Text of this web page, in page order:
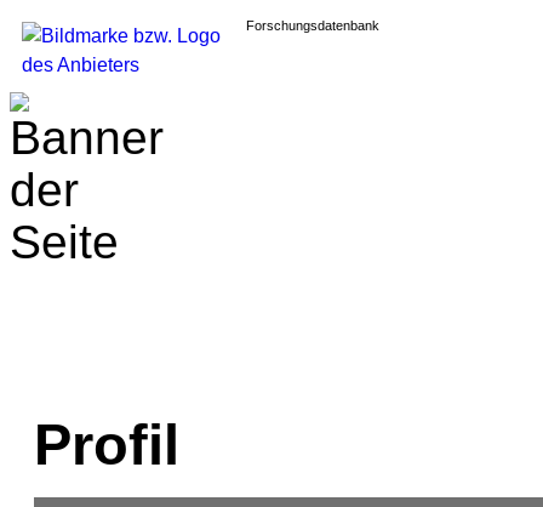
Forschungsdatenbank
Profil